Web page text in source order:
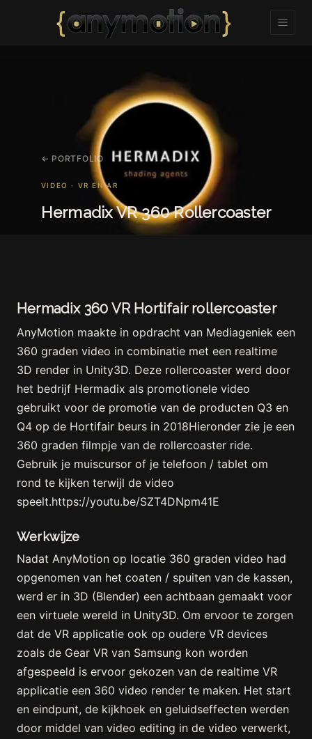
← PORTFOLIO
VIDEO · VR EN AR
Hermadix VR 360 Rollercoaster
Hermadix 360 VR Hortifair rollercoaster ​
AnyMotion maakte in opdracht van Mediageniek een
360 graden video in combinatie met een realtime
3D render in Unity3D. Deze rollercoaster werd door
het bedrijf Hermadix als promotionele video
gebruikt voor de promotie van de producten Q3 en
Q4 op de Hortifair beurs in 2018Hieronder zie je een
360 graden filmpje van de rollercoaster ride.
Gebruik je muiscursor of je telefoon / tablet om
rond te kijken terwijl de video
speelt.https://youtu.be/SZT4DNpm41E
Werkwijze
Nadat AnyMotion op locatie 360 graden video had
opgenomen van het coaten / spuiten van de kassen,
werd er in 3D (Blender) een achtbaan gemaakt voor
een virtuele wereld in Unity3D. Om ervoor te zorgen
dat de VR applicatie ook op oudere VR devices
zoals de Gear VR van Samsung kon worden
afgespeeld is ervoor gekozen van de realtime VR
applicatie een 360 video render te maken. Het start
en eindpunt, de kijkhoek en geluidseffecten werden
door middel van video editing in de video verwerkt,